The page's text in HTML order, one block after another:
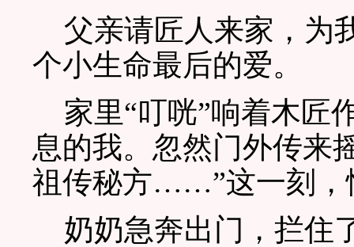
父亲请匠人来家，为
个小生命最后的爱。
家里“叮咣”响着木匠
息的我。忽然门外传来
祖传秘方……”这一刻，
奶奶急奔出门，拦住